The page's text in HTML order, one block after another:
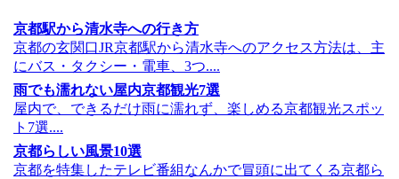
京都駅から清水寺への行き方
京都の玄関口JR京都駅から清水寺へのアクセス方法は、主
にバス・タクシー・電車、3つ....
雨でも濡れない屋内京都観光7選
屋内で、できるだけ雨に濡れず、楽しめる京都観光スポッ
ト7選....
京都らしい風景10選
京都を特集したテレビ番組なんかで冒頭に出てくる京都ら